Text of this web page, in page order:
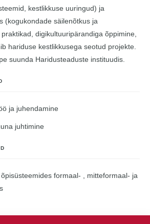
kestlikkuse uuringud) ja
(kogukondade säilenõtkus ja
digikultuuripärandiga õppimine,
hariduse kestlikkusega seotud projekte.
suunda Haridusteaduste instituudis.
ja juhendamine
juhtimine
formaal- , mitteformaal- ja